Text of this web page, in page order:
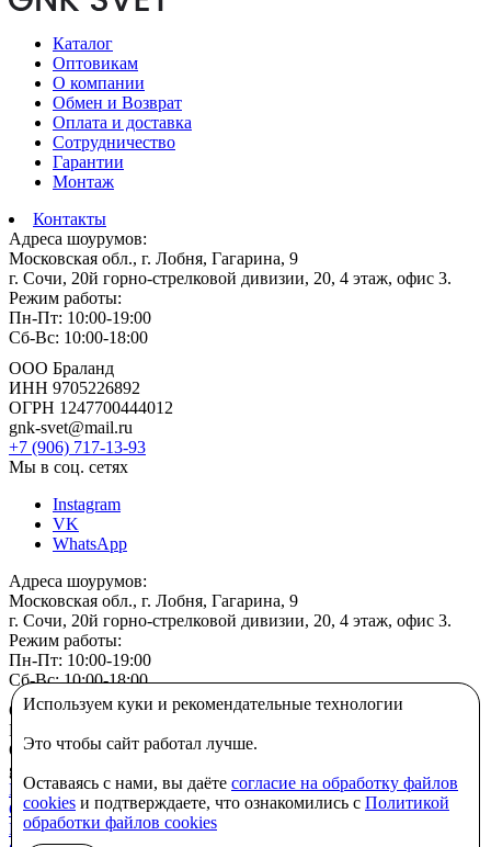
Каталог
Оптовикам
О компании
Обмен и Возврат
Оплата и доставка
Сотрудничество
Гарантии
Монтаж
Контакты
Адреса шоурумов:
Московская обл., г. Лобня, Гагарина, 9
г. Сочи, 20й горно-стрелковой дивизии, 20, 4 этаж, офис 3.
Режим работы:
Пн-Пт: 10:00-19:00
Сб-Вс: 10:00-18:00
ООО Браланд
ИНН 9705226892
ОГРН 1247700444012
gnk-svet@mail.ru
+7 (906) 717-13-93
Мы в соц. сетях
Instagram
VK
WhatsApp
Адреса шоурумов:
Московская обл., г. Лобня, Гагарина, 9
г. Сочи, 20й горно-стрелковой дивизии, 20, 4 этаж, офис 3.
Режим работы:
Пн-Пт: 10:00-19:00
Сб-Вс: 10:00-18:00
ООО Браланд
ИНН 9705226892
ОГРН 1247700444012
gnk-svet@mail.ru
Политика конфиденциальности
Согласие на обработку персональных данных
ПОЛИТИКА В ОТНОШЕНИИ ИСПОЛЬЗОВАНИЯ
Используем куки и рекомендательные технологии
Это чтобы сайт работал лучше.
Оставаясь с нами, вы даёте согласие на обработку файлов
cookies и подтверждаете, что ознакомились с Политикой
обработки файлов cookies